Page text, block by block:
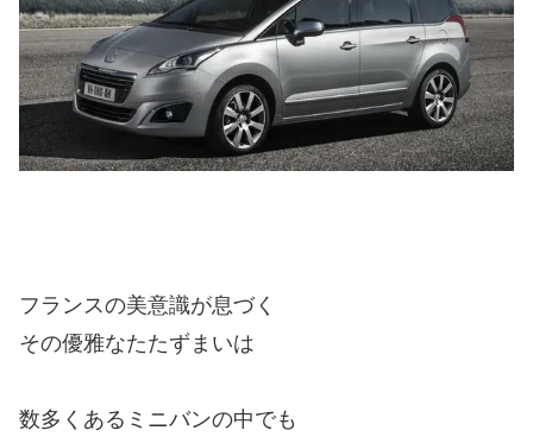
フランスの美意識が息づく
その優雅なたたずまいは
数多くあるミニバンの中でも